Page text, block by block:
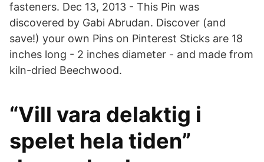
fasteners. Dec 13, 2013 - This Pin was
discovered by Gabi Abrudan. Discover (and
save!) your own Pins on Pinterest Sticks are 18
inches long - 2 inches diameter - and made from
kiln-dried Beechwood.
“Vill vara delaktig i
spelet hela tiden”